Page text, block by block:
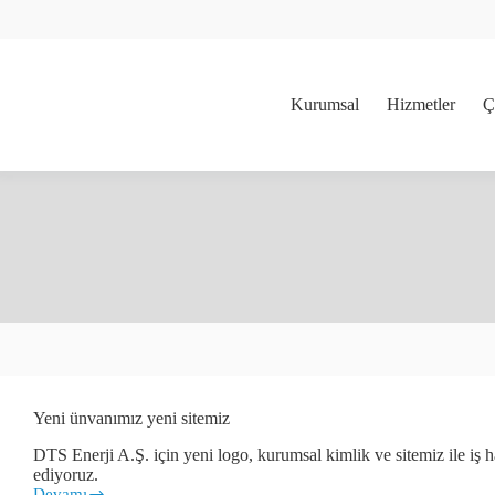
Kurumsal Hizmetler
Yeni ünvanımız yeni sitemiz
DTS Enerji A.Ş. için yeni logo, kurumsal kimlik ve sitemiz ile iş
ediyoruz.